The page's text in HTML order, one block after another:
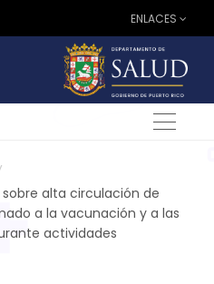
ENLACES
alta circulación de
a la vacunación y a las
actividades